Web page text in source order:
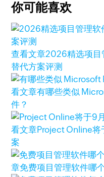
你可能喜欢
查看文章2026精选项目
替代方案评测
看文章有哪些类似
件？
看文章Project Online
案
章免费项目管理软件哪